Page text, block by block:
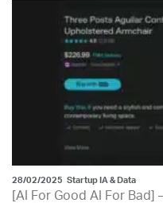
28/02/2025 Startup IA & Data
[AI For Good AI For Bad]